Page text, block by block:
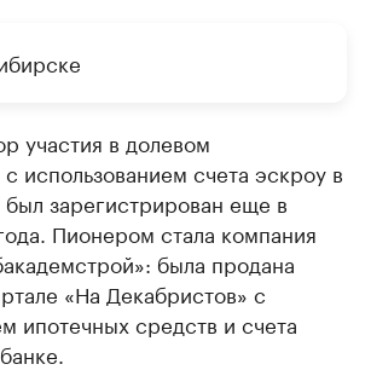
участия в долевом
использованием счета эскроу в
зарегистрирован еще в
Пионером стала компания
была продана
«На Декабристов» с
ипотечных средств и счета